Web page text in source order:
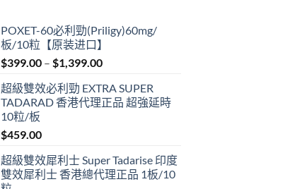
POXET-60必利勁(Priligy)60mg/
板/10粒【原装进口】
$399.00 – $1,399.00Price
$399.00
through
超級雙效必利勁 EXTRA SUPER
TADARAD 香港代理正品 超強延時
10粒/板
$459.00
超級雙效犀利士 Super Tadarise 印度
雙效犀利士 香港總代理正品 1板/10